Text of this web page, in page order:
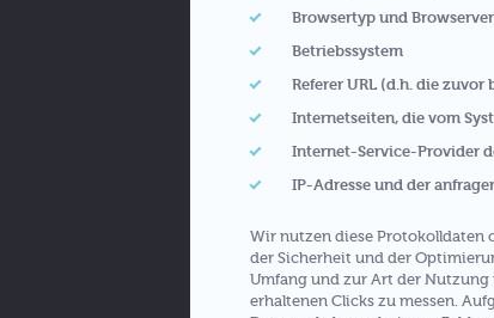
Browsertyp und
Betriebssystem
Referer URL (d.h. die zuvor
Internetseiten, die vom
Internet-Service-Provider
IP-Adresse und der
Wir nutzen diese Protokolldaten
der Sicherheit und der
Umfang und zur Art der Nutzung
erhaltenen Clicks zu messen.